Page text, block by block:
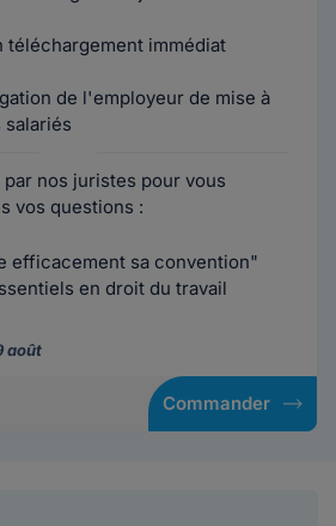
téléchargement immédiat
de l'employeur de mise à
nos juristes pour vous
vos questions :
efficacement sa convention"
en droit du travail
août
Commander